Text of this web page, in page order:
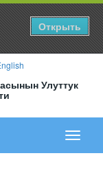
Открыть
Улуттук
меню